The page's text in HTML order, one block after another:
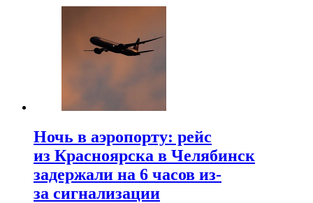
Ночь в аэропорту: рейс
из Красноярска в Челябинск
задержали на 6 часов из-
за сигнализации